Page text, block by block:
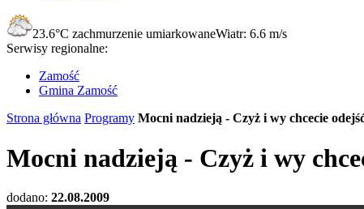
23.6°C zachmurzenie umiarkowaneWiatr: 6.6 m/s
Serwisy regionalne:
Zamość
Gmina Zamość
Strona główna Programy Mocni nadzieją - Czyż i wy chcecie
Mocni nadzieją - Czyż i wy
dodano: 22.08.2009